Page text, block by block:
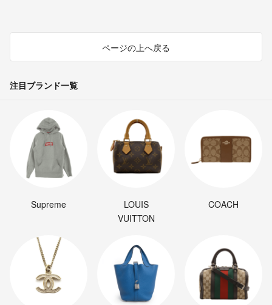
ページの上へ戻る
注目ブランド一覧
Supreme
LOUIS
VUITTON
COACH